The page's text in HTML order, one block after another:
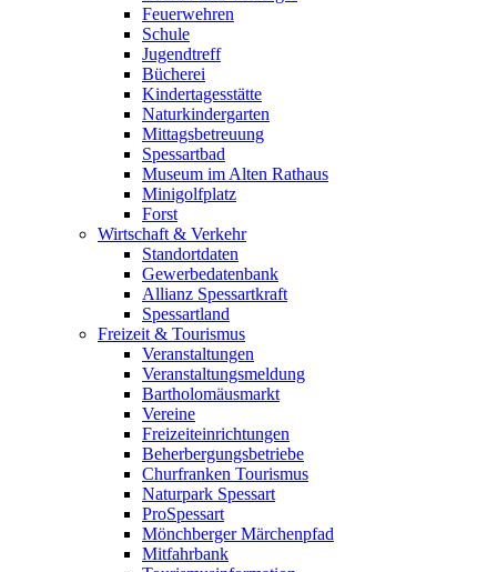
Feuerwehren
Schule
Jugendtreff
Bücherei
Kindertagesstätte
Naturkindergarten
Mittagsbetreuung
Spessartbad
Museum im Alten Rathaus
Minigolfplatz
Forst
Wirtschaft & Verkehr
Standortdaten
Gewerbedatenbank
Allianz Spessartkraft
Spessartland
Freizeit & Tourismus
Veranstaltungen
Veranstaltungsmeldung
Bartholomäusmarkt
Vereine
Freizeiteinrichtungen
Beherbergungsbetriebe
Churfranken Tourismus
Naturpark Spessart
ProSpessart
Mönchberger Märchenpfad
Mitfahrbank